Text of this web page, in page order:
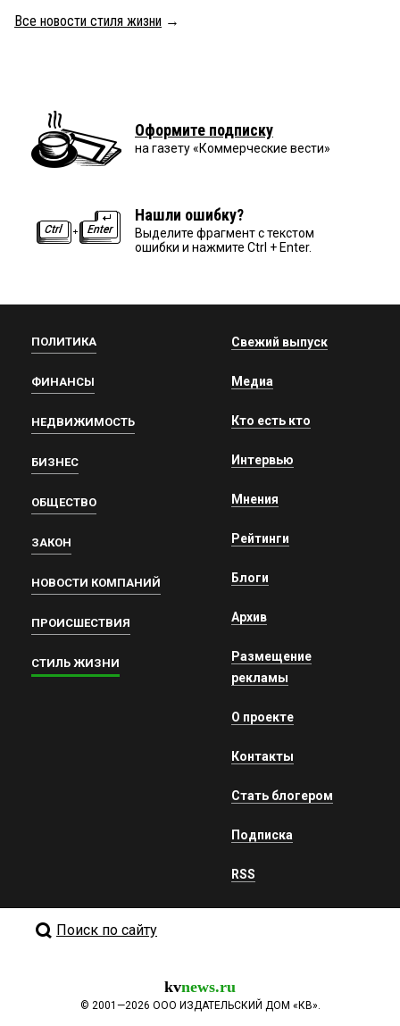
Все новости стиля жизни →
Оформите подписку
на газету «Коммерческие вести»
Нашли ошибку?
Выделите фрагмент с текстом
ошибки и нажмите Ctrl + Enter.
ПОЛИТИКА
ФИНАНСЫ
НЕДВИЖИМОСТЬ
БИЗНЕС
ОБЩЕСТВО
ЗАКОН
НОВОСТИ КОМПАНИЙ
ПРОИСШЕСТВИЯ
СТИЛЬ ЖИЗНИ
Свежий выпуск
Медиа
Кто есть кто
Интервью
Мнения
Рейтинги
Блоги
Архив
Размещение
рекламы
О проекте
Контакты
Стать блогером
Подписка
RSS
Поиск по сайту
kvnews.ru
© 2001—2026 ООО ИЗДАТЕЛЬСКИЙ ДОМ «КВ».